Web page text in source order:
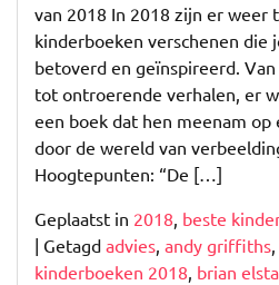
van 2018 In 2018 zijn er weer
kinderboeken verschenen die
betoverd en geïnspireerd.
tot ontroerende verhalen, er
een boek dat hen meenam
door de wereld van
Hoogtepunten: “De […]
Geplaatst in 2018 beste
| Getagd advies andy griffiths
kinderboeken 2018 brian